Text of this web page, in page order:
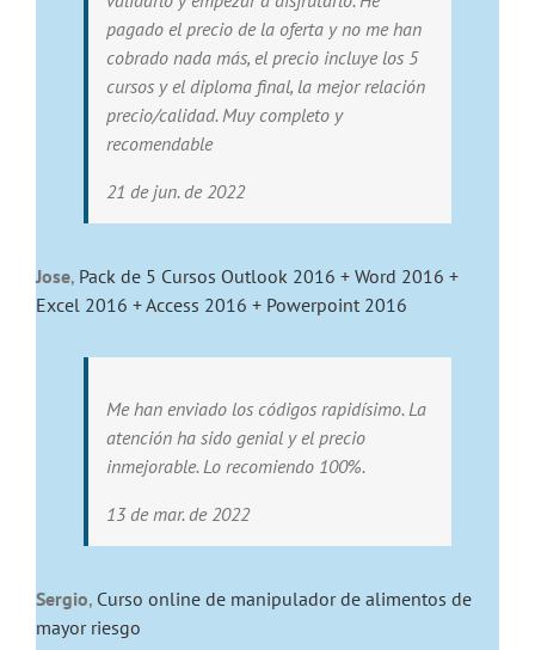
pagado el precio de la oferta y no me han
cobrado nada más, el precio incluye los 5
cursos y el diploma final, la mejor relación
precio/calidad. Muy completo y
recomendable
21 de jun. de 2022
Jose, Pack de 5 Cursos Outlook 2016 + Word 2016 +
Excel 2016 + Access 2016 + Powerpoint 2016
Me han enviado los códigos rapidísimo. La
atención ha sido genial y el precio
inmejorable. Lo recomiendo 100%.
13 de mar. de 2022
Sergio, Curso online de manipulador de alimentos de
mayor riesgo